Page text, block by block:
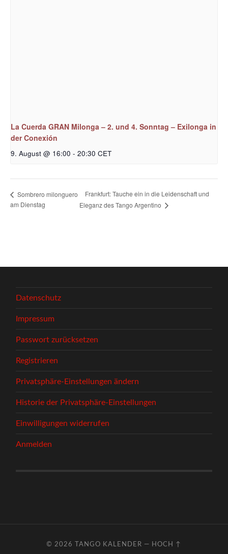
La Cuerda GRAN Milonga – 2. und 4. Sonntag – Exilonga in
der Conexión
9. August @ 16:00 - 20:30 CET
Sombrero milonguero
am Dienstag
Frankfurt: Tauche ein in die Leidenschaft und
Eleganz des Tango Argentino
Datenschutz
Impressum
Passwort zurücksetzen
Registrieren
Privatsphäre-Einstellungen ändern
Historie der Privatsphäre-Einstellungen
Einwilligungen widerrufen
Anmelden
© 2026 TANGO KALENDER — HOCH ↑